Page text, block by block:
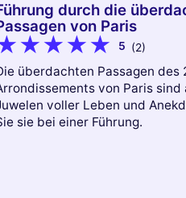
durch die
von Paris
5 (2)
überdachten Passagen des
von Paris
voller Leben und
sie bei einer Führung.